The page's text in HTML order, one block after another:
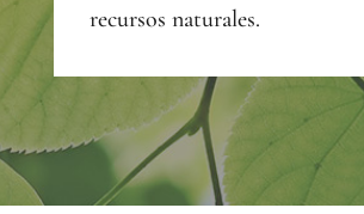
recursos naturales.